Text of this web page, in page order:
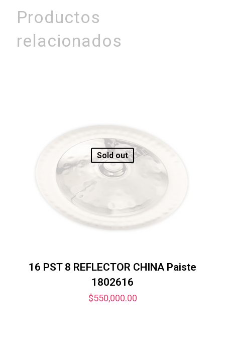
Productos
relacionados
Sold out
16 PST 8 REFLECTOR CHINA Paiste
1802616
$550,000.00